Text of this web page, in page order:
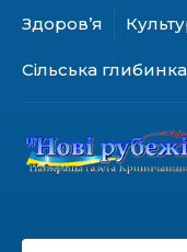
Здоров’я
Сільська глибинка